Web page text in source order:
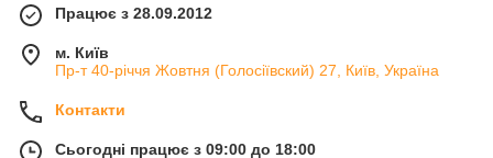
отвори 20/28/65 відповідно.
наявності в конструкції вугільних щіток.
й викручування, завдяки можливості включити зворотне
Працює з 28.09.2012
м. Київ
Пр-т 40-річчя Жовтня (Голосіївский) 27, Київ, Україна
Контакти
Сьогодні працює з 09:00 до 18:00